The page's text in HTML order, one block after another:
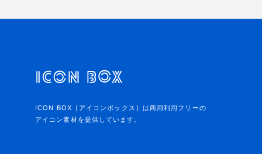
ICON BOX［アイコンボックス］は商用利用フリーの
アイコン素材を提供しています。